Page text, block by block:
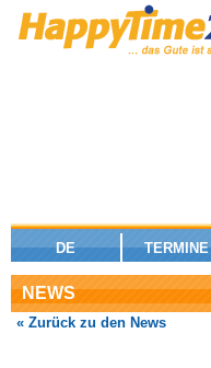
DE TERMINE
NEWS
« Zurück zu den News